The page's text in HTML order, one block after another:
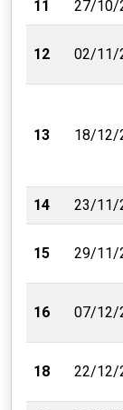
11 27/10/
12 02/11/
13 18/12/
14 23/11/
15 29/11/
16 07/12/
18 22/12/